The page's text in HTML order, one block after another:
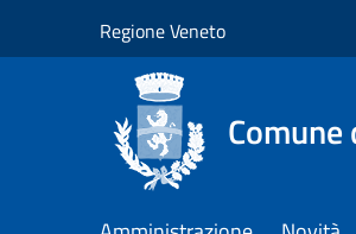
Regione Veneto